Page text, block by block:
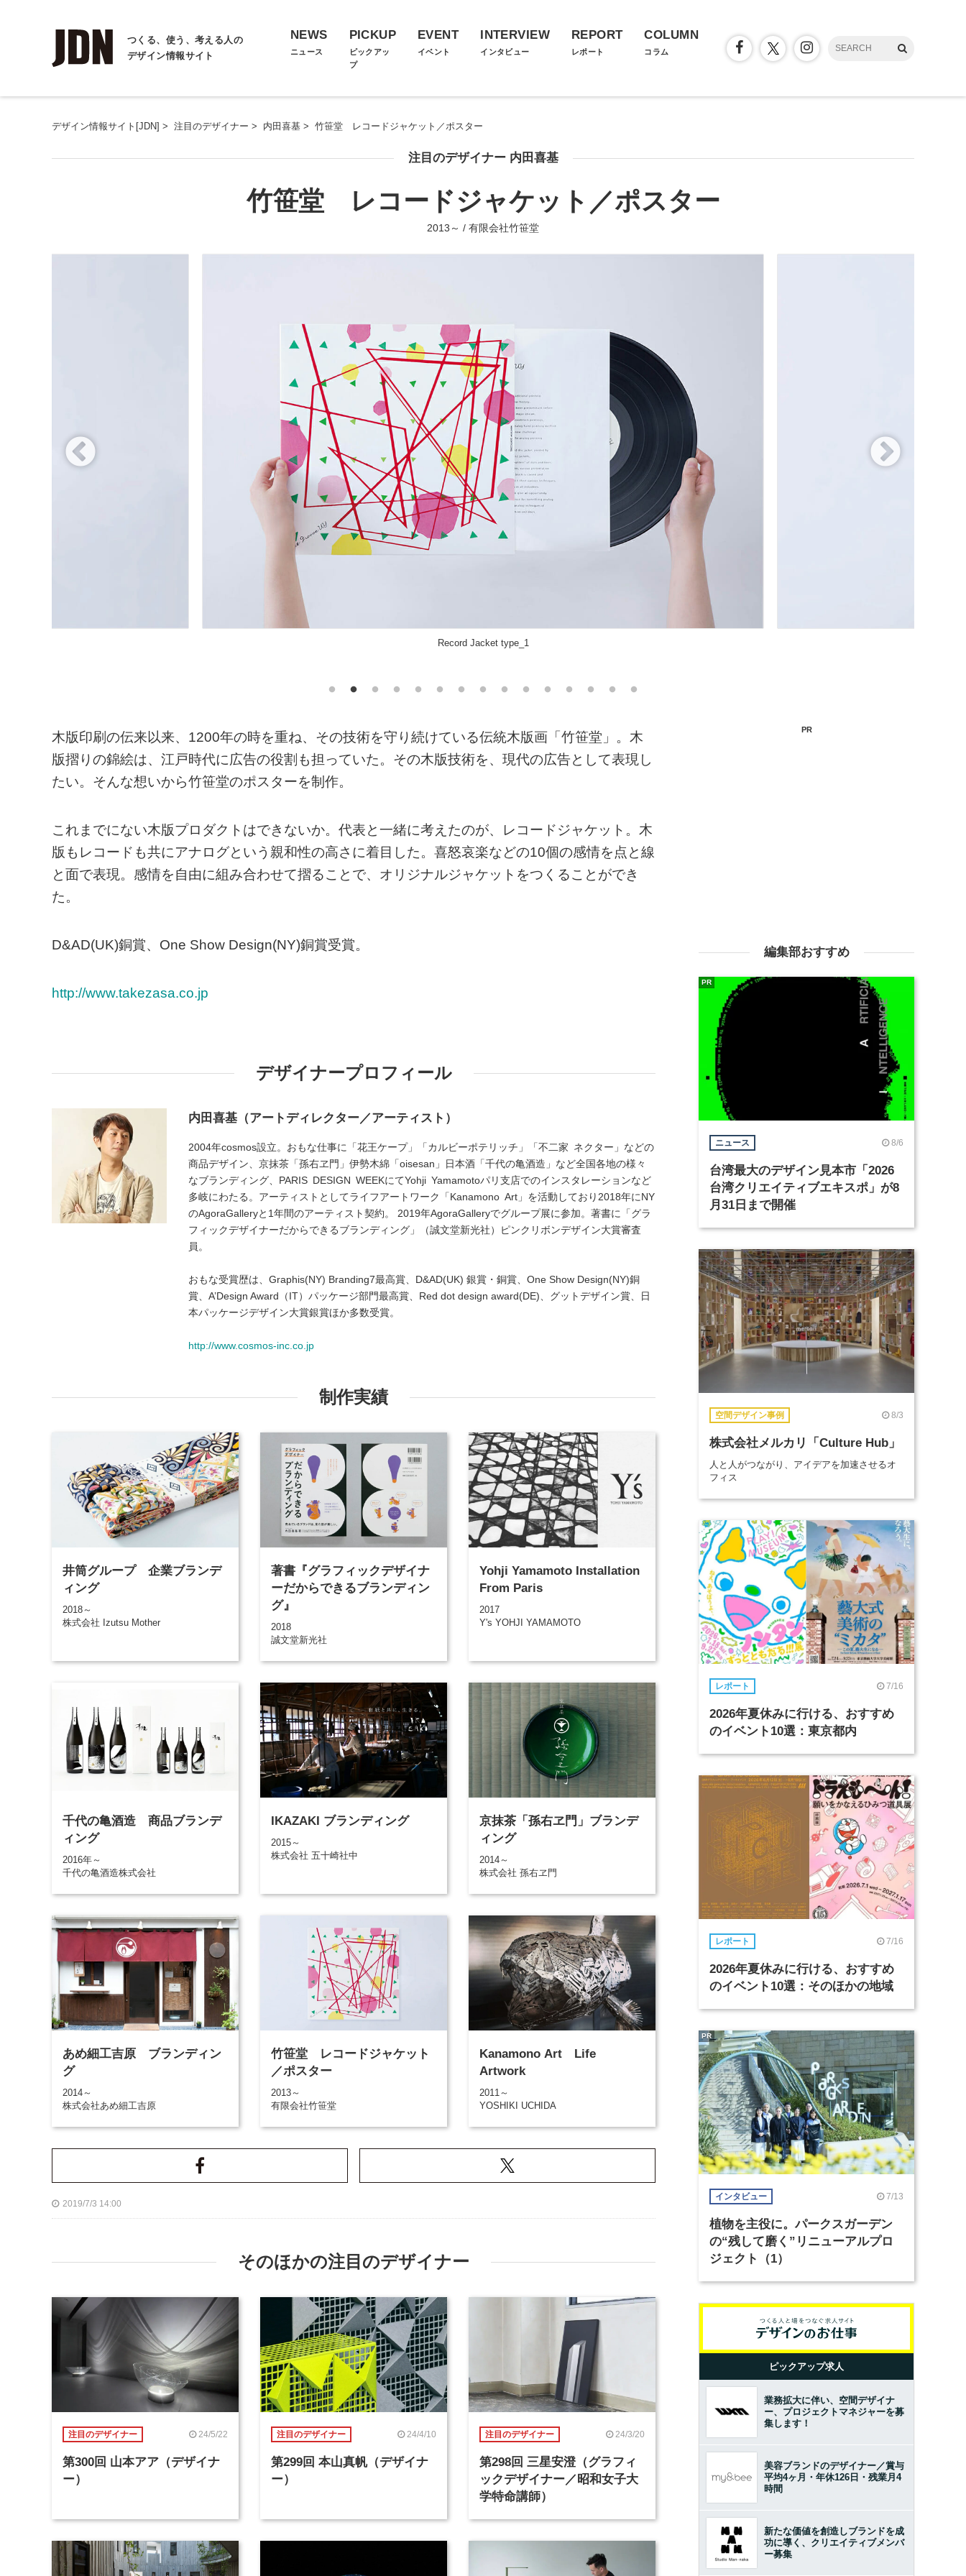
つくる、使う、考える人の
デザイン情報サイト
NEWS
ニュース
PICKUP
ピックアッ
プ
EVENT
イベント
INTERVIEW
インタビュー
REPORT
レポート
COLUMN
コラム
デザイン情報サイト[JDN] > 注目のデザイナー > 内田喜基 > 竹笹堂 レコードジャケット／ポスター
注目のデザイナー 内田喜基
竹笹堂 レコードジャケット／ポスター
2013～ / 有限会社竹笹堂
Record Jacket type_2
木版印刷の伝来以来、1200年の時を重ね、その技術を守り続けている伝統木版画「竹笹堂」。木
版摺りの錦絵は、江戸時代に広告の役割も担っていた。その木版技術を、現代の広告として表現し
たい。そんな想いから竹笹堂のポスターを制作。
これまでにない木版プロダクトはできないか。代表と一緒に考えたのが、レコードジャケット。木
版もレコードも共にアナログという親和性の高さに着目した。喜怒哀楽などの10個の感情を点と線
と面で表現。感情を自由に組み合わせて摺ることで、オリジナルジャケットをつくることができ
た。
D&AD(UK)銅賞、One Show Design(NY)銅賞受賞。
http://www.takezasa.co.jp
デザイナープロフィール
内田喜基（アートディレクター／アーティスト）
2004年cosmos設立。おもな仕事に「花王ケープ」「カルビーポテリッチ」「不二家 ネクター」などの
商品デザイン、京抹茶「孫右ヱ門」伊勢木綿「oisesan」日本酒「千代の亀酒造」など全国各地の様々
なブランディング、PARIS DESIGN WEEKにてYohji Yamamotoパリ支店でのインスタレーションなど
多岐にわたる。アーティストとしてライフアートワーク「Kanamono Art」を活動しており2018年にNY
のAgoraGalleryと1年間のアーティスト契約。 2019年AgoraGalleryでグループ展に参加。著書に「グラ
フィックデザイナーだからできるブランディング」（誠文堂新光社）ピンクリボンデザイン大賞審査
員。
おもな受賞歴は、Graphis(NY) Branding7最高賞、D&AD(UK) 銀賞・銅賞、One Show Design(NY)銅
賞、A’Design Award（IT）パッケージ部門最高賞、Red dot design award(DE)、グットデザイン賞、日
本パッケージデザイン大賞銀賞ほか多数受賞。
http://www.cosmos-inc.co.jp
制作実績
井筒グループ 企業ブランデ
ィング
2018～
株式会社 Izutsu Mother
著書『グラフィックデザイナ
ーだからできるブランディン
グ』
2018
誠文堂新光社
Yohji Yamamoto Installation
From Paris
2017
Y's YOHJI YAMAMOTO
千代の亀酒造 商品ブランデ
ィング
2016年～
千代の亀酒造株式会社
IKAZAKI ブランディング
2015～
株式会社 五十崎社中
京抹茶「孫右ヱ門」ブランデ
ィング
2014～
株式会社 孫右ヱ門
あめ細工吉原 ブランディン
グ
2014～
株式会社あめ細工吉原
竹笹堂 レコードジャケット
／ポスター
2013～
有限会社竹笹堂
Kanamono Art Life
Artwork
2011～
YOSHIKI UCHIDA
2019/7/3 14:00
そのほかの注目のデザイナー
注目のデザイナー 24/5/22
第300回 山本アア（デザイナ
ー）
注目のデザイナー 24/4/10
第299回 本山真帆（デザイナ
ー）
注目のデザイナー 24/3/20
第298回 三星安澄（グラフィ
ックデザイナー／昭和女子大
学特命講師）
PR
編集部おすすめ
ニュース 8/6
台湾最大のデザイン見本市「2026
台湾クリエイティブエキスポ」が8
月31日まで開催
PR
空間デザイン事例 8/3
株式会社メルカリ「Culture Hub」
人と人がつながり、アイデアを加速させるオ
フィス
レポート 7/16
2026年夏休みに行ける、おすすめ
のイベント10選：東京都内
レポート 7/16
2026年夏休みに行ける、おすすめ
のイベント10選：そのほかの地域
インタビュー 7/13
植物を主役に。パークスガーデン
の“残して磨く”リニューアルプロ
ジェクト（1）
PR
ピックアップ求人
業務拡大に伴い、空間デザイナ
ー、プロジェクトマネジャーを募
集します！
美容ブランドのデザイナー／賞与
平均4ヶ月・年休126日・残業月4
時間
新たな価値を創造しブランドを成
功に導く、クリエイティブメンバ
ー募集